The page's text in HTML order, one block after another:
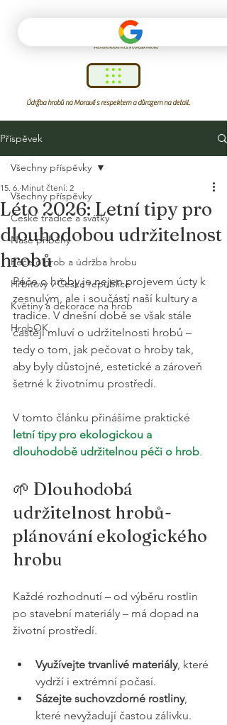
Údržba hrobů na Moravě s respektem a důrazem na detail.
Příspěvek
Všechny příspěvky
České tradice a svátky
Naše příběhy
Péče o hrob a údržba hrobu
Hřbitovy v České republice
Květiny a dekorace na hrob
HrobOK
Všechny příspěvky
Léto 2026: Letní tipy pro
dlouhodobou udržitelnost
hrobů
15. 6. Minut čtení: 2
Péče o hroby je nejen projevem úcty k
zesnulým, ale i součástí naší kultury a
tradice. V dnešní době se však stále
častěji mluví o udržitelnosti hrobů –
tedy o tom, jak pečovat o hroby tak,
aby byly důstojné, estetické a zároveň
šetrné k životnímu prostředí.
V tomto článku přinášíme praktické
letní tipy pro ekologickou a
dlouhodobě udržitelnou péči o hrob.
🌱 Dlouhodobá
udržitelnost hrobů-
plánování ekologického
hrobu
Každé rozhodnutí – od výběru rostlin
po stavební materiály – má dopad na
životní prostředí.
Využívejte trvanlivé materiály, které
vydrží i extrémní počasí.
Sázejte suchovzdorné rostliny,
které nevyžadují častou zálivku.